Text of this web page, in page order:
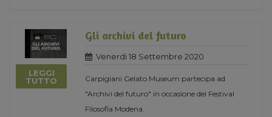
LEGGI
TUTTO
Gli archivi del futuro
Venerdi 18 Settembre 2020
Carpigiani Gelato Museum partecipa ad
"Archivi del futuro" in occasione del Festival
Filosofia Modena.